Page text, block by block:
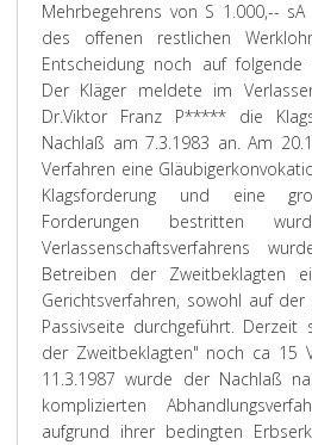
Mehrbegehrens von S 1.000,--
des offenen restlichen
Entscheidung noch auf folgende
Der Kläger meldete im
Dr.Viktor Franz P***** die
Nachlaß am 7.3.1983 an. Am
Verfahren eine
Klagsforderung und eine
Forderungen bestritten
Verlassenschaftsverfahrens
Betreiben der Zweitbeklagten
Gerichtsverfahren, sowohl auf
Passivseite durchgeführt. Derzeit
der Zweitbeklagten" noch ca 15
11.3.1987 wurde der Nachlaß
komplizierten
aufgrund ihrer bedingten